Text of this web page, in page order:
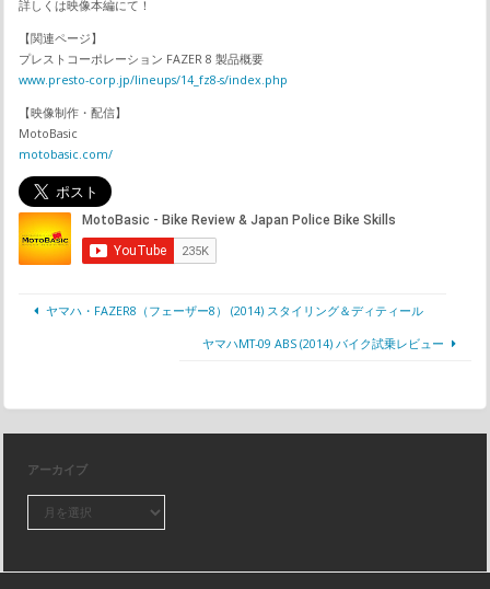
詳しくは映像本編にて！
【関連ページ】
プレストコーポレーション FAZER 8 製品概要
www.presto-corp.jp/lineups/14_fz8-s/index.php
【映像制作・配信】
MotoBasic
motobasic.com/
ヤマハ・FAZER8（フェーザー8） (2014) スタイリング＆ディティール
ヤマハMT-09 ABS (2014) バイク試乗レビュー
アーカイブ